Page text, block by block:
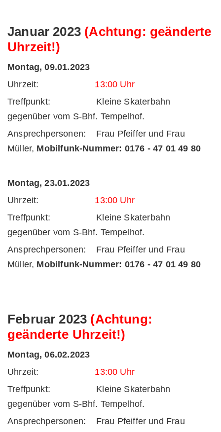
Januar 2023 (Achtung: geänderte
Uhrzeit!)
Montag, 09.01.2023
Uhrzeit: 13:00 Uhr
Treffpunkt: Kleine Skaterbahn
gegenüber vom S-Bhf. Tempelhof.
Ansprechpersonen: Frau Pfeiffer und Frau
Müller, Mobilfunk-Nummer: 0176 - 47 01 49 80
Montag, 23.01.2023
Uhrzeit: 13:00 Uhr
Treffpunkt: Kleine Skaterbahn
gegenüber vom S-Bhf. Tempelhof.
Ansprechpersonen: Frau Pfeiffer und Frau
Müller, Mobilfunk-Nummer: 0176 - 47 01 49 80
Februar 2023 (Achtung:
geänderte Uhrzeit!)
Montag, 06.02.2023
Uhrzeit: 13:00 Uhr
Treffpunkt: Kleine Skaterbahn
gegenüber vom S-Bhf. Tempelhof.
Ansprechpersonen: Frau Pfeiffer und Frau